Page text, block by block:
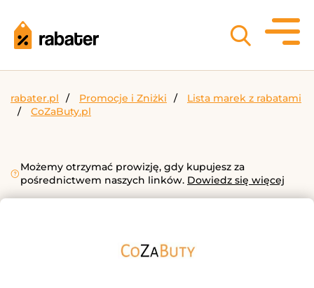
rabater.pl Promocje i Zniżki
Lista marek z rabatami
CoZaButy.pl
Możemy otrzymać prowizję, gdy kupujesz za
pośrednictwem naszych linków. Dowiedz się więcej